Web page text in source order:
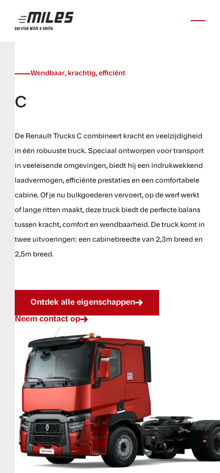
Wendbaar, krachtig, efficiënt
C
De Renault Trucks C combineert kracht en veelzijdigheid
in één robuuste truck. Speciaal ontworpen voor transport
in veeleisende omgevingen, biedt hij een indrukwekkend
laadvermogen, efficiënte prestaties en een comfortabele
cabine. Of je nu bulkgoederen vervoert, op de werf werkt
of lange ritten maakt, deze truck biedt de perfecte balans
tussen kracht, comfort en wendbaarheid. De truck komt in
twee uitvoeringen: een cabinebreedte van 2,3m breed en
2,5m breed.
Ontdek alle eigenschappen
Neem contact op